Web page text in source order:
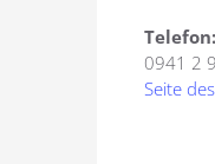
Telefon:
0941 2
Seite